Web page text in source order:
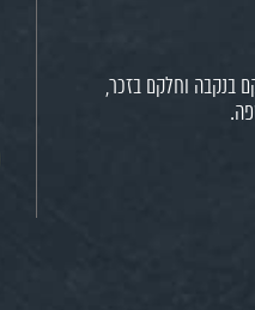
בנקבה וחלקם בזכר,